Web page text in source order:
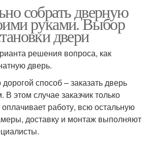
собрать дверную
руками. Выбор
двери
решения вопроса, как
дверь.
способ – заказать дверь
этом случае заказчик только
работу, всю остальную
доставку и монтаж выполняют